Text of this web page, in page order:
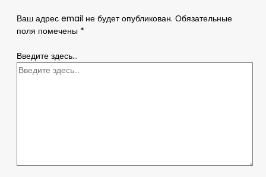
Ваш адрес email не будет опубликован. Обязательные
поля помечены *
Введите здесь...